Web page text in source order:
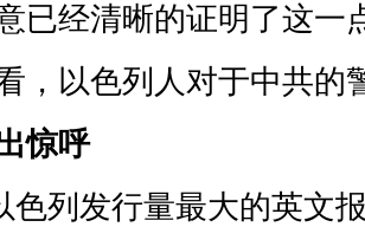
已经清晰的证明了这一
，以色列人对于中共的
惊呼
色列发行量最大的英文